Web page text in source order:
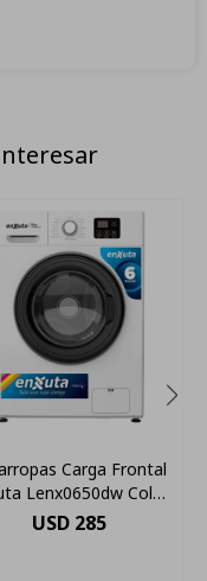
Carga Frontal
Lenx0650dw Color
Blanco
USD 285